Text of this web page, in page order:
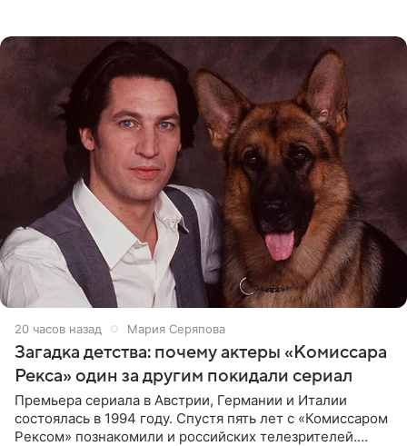
20 часов назад Мария Серяпова
Загадка детства: почему актеры «Комиссара
Рекса» один за другим покидали сериал
Премьера сериала в Австрии, Германии и Италии
состоялась в 1994 году. Спустя пять лет с «Комиссаром
Рексом» познакомили и российских телезрителей.